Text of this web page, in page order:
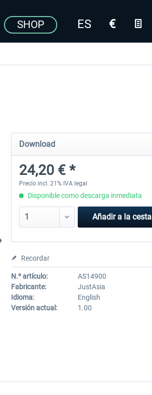
SHOP
Download
24,20 € *
Precio incl. 21% IVA legal
Disponible como descarga inmediata
Añadir a la cesta
Recordar
N.º artículo:
AS14900
Fabricante:
JustAsia
Idioma:
English
Versión actual:
1.00